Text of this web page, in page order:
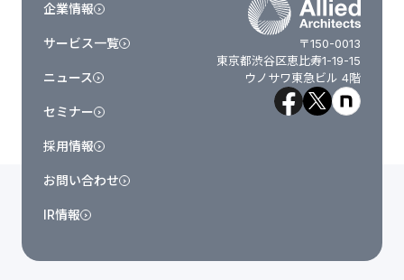
〒150-0013
東京都渋谷区恵比寿1-19-15
ウノサワ東急ビル 4階
企業情報
サービス一覧
ニュース
セミナー
採用情報
お問い合わせ
IR情報